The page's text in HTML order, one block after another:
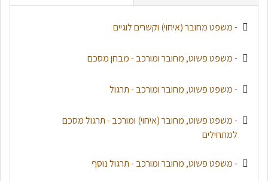
-משפט מחובר (איחוי) וקשרים לוגיים
-משפט פשוט, מחובר ומורכב - מבחן מסכם
-משפט פשוט, מחובר ומורכב - תרגול
-משפט פשוט, מחובר (איחוי) ומורכב - תרגול מסכם
למתחילים
-משפט פשוט, מחובר ומורכב - תרגול נוסף